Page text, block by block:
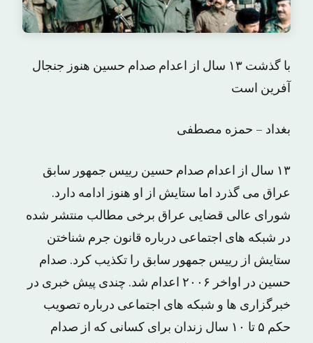
با گذشت ۱۳ سال از اعدام صدام حسین هنوز جنجال
آفرین است
بغداد – حمزه مصطفی
۱۳ سال از اعدام صدام حسین رییس جمهور سابق
عراق می گذرد اما ستایش از او هنوز ادامه دارد.
شورای عالی قضایی عراق برخی مطالب منتشر شده
در شبکه های اجتماعی درباره قانون جرم شناختن
ستایش از رییس جمهور سابق را تکذیب کرد. صدام
حسین در اواخر ۲۰۰۶ اعدام شد. چندی پیش خبری در
خبرگزاری ها و شبکه های اجتماعی درباره تصویب
حکم ۵ تا ۱۰ سال زندان برای کسانی که از صدام